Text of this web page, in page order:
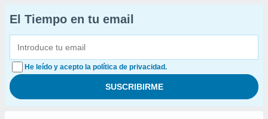
El Tiempo en tu email
He leído y acepto la política de privacidad.